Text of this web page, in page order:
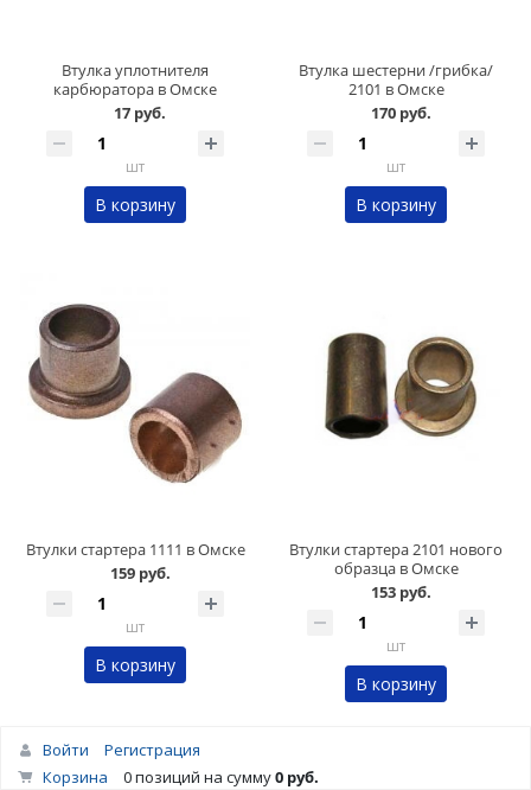
Втулка уплотнителя
карбюратора в Омске
17 руб.
шт
В корзину
Втулка шестерни /грибка/
2101 в Омске
170 руб.
шт
В корзину
Втулки стартера 1111 в Омске
159 руб.
шт
В корзину
Втулки стартера 2101 нового
образца в Омске
153 руб.
шт
В корзину
Войти
Регистрация
Корзина
0 позиций на сумму0 руб.